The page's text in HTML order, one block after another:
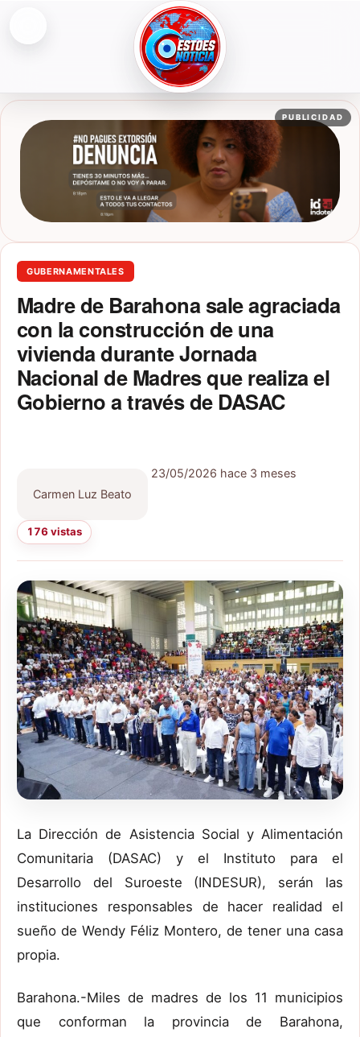
ESTOESNOTICIA|NOTICIAS
PUBLICIDAD
GUBERNAMENTALES
Madre de Barahona sale agraciada
con la construcción de una
vivienda durante Jornada
Nacional de Madres que realiza el
Gobierno a través de DASAC
Carmen Luz Beato
23/05/2026 hace 3 meses
176 vistas
La Dirección de Asistencia Social y Alimentación
Comunitaria (DASAC) y el Instituto para el
Desarrollo del Suroeste (INDESUR), serán las
instituciones responsables de hacer realidad el
sueño de Wendy Féliz Montero, de tener una casa
propia.
Barahona.-Miles de madres de los 11 municipios
que conforman la provincia de Barahona,